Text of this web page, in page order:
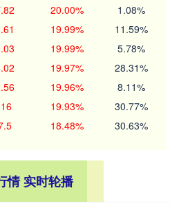
20.00% 1.08%
19.99% 11.59%
19.99% 5.78%
19.97% 28.31%
19.96% 8.11%
19.93% 30.77%
18.48% 30.63%
情 实时轮播